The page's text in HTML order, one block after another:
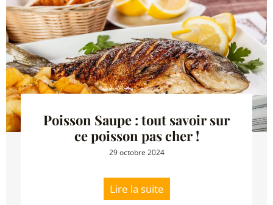
Poisson Saupe : tout savoir sur
ce poisson pas cher !
29 octobre 2024
Lire la suite